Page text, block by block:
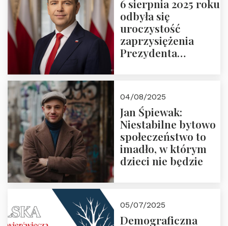
6 sierpnia 2025 roku
odbyła się
uroczystość
zaprzysiężenia
Prezydenta
Nawrockiego
04/08/2025
Jan Śpiewak:
Niestabilne bytowo
społeczeństwo to
imadło, w którym
dzieci nie będzie
05/07/2025
Demograficzna